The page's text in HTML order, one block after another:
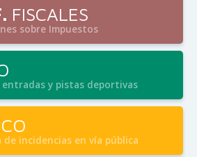
FISCALES
sobre Impuestos
entradas y pistas deportivas
incidencias en vía pública